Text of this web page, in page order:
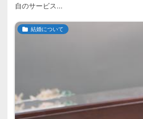
自のサービス...
結婚について